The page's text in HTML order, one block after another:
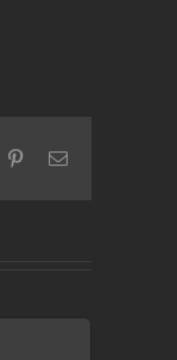
PinterestEmail